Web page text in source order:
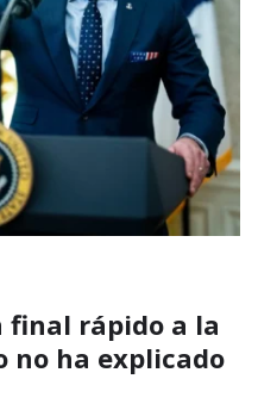
rápido a la
no ha explicado